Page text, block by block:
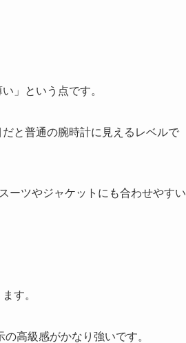
」という点です。
と普通の腕時計に見えるレベルで
ーツやジャケットにも合わせやすい
す。
高級感がかなり強いです。